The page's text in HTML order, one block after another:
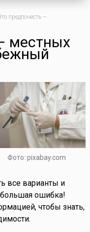
предпочесть –
местных
Фото: pixabay.com
все варианты и
большая ошибка!
чтобы знать,